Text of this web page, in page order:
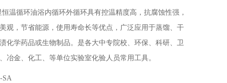
恒温循环油浴内循环外循环具有控温精度高，抗腐蚀性强，
观，节省能源，使用寿命长等优点，广泛应用于蒸馏、干
化学药品或生物制品。是各大中专院校、环保、科研、卫
冶金、化工、等单位实验室化验人员常用工具。
SA